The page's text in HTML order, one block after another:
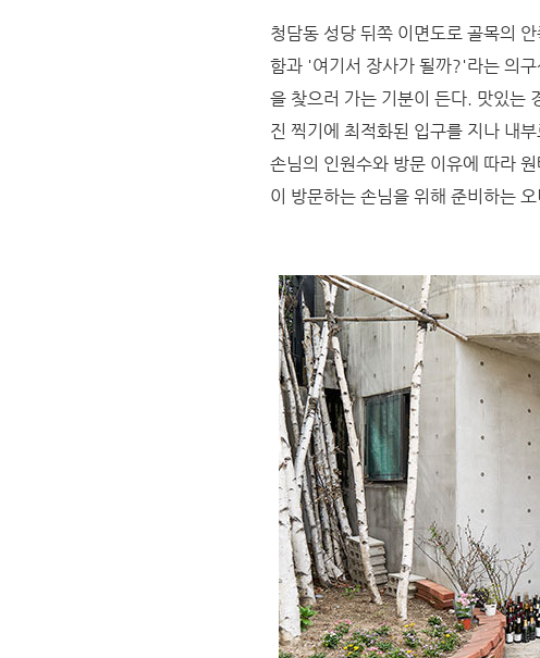
청담동 성당 뒤쪽 이면도로 골목의
함과 '여기서 장사가 될까?'라는 의
을 찾으러 가는 기분이 든다. 맛있는
진 찍기에 최적화된 입구를 지나 내
손님의 인원수와 방문 이유에 따라
이 방문하는 손님을 위해 준비하는